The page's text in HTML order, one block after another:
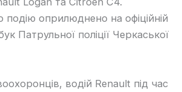
подію оприлюднено на офіційній
Патрульної поліції Черкаської
водій Renault під час